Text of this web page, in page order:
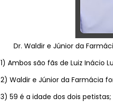
Dr. Waldir e Júnior da
1) Ambos são fãs de Luiz Inácio
2) Waldir e Júnior da Farmácia
3) 59 é a idade dos dois petistas;